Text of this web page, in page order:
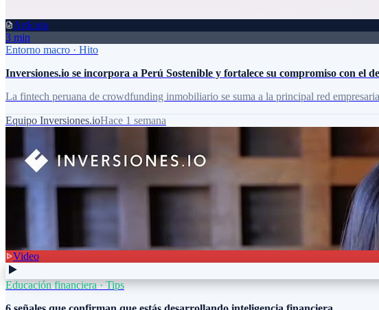
Artículo
3 min
Entorno macro · Hito
Inversiones.io se incorpora a Perú Sostenible y fortalece su compromiso con el
La fintech peruana de crowdfunding inmobiliario se suma a la principal red
Equipo Inversiones.ioHace 1 semana
Video
Educación financiera·Tips